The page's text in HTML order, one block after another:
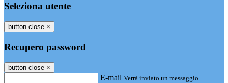
Seleziona utente
button close ×
Recupero password
button close ×
E-mail Verrà inviato un messaggio